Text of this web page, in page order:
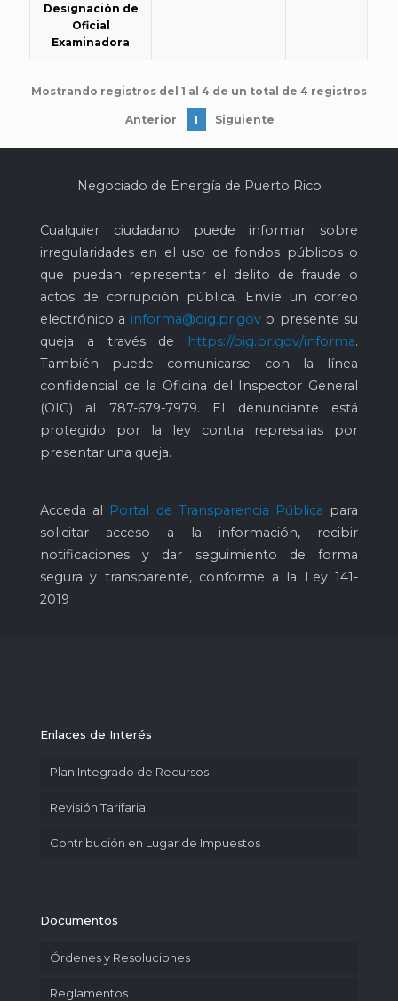
Designación de
Oficial
Examinadora
Mostrando registros del 1 al 4 de un total de 4 registros
Anterior 1 Siguiente
Negociado de Energía de Puerto Rico
Cualquier ciudadano puede informar sobre
irregularidades en el uso de fondos públicos o
que puedan representar el delito de fraude o
actos de corrupción pública. Envíe un correo
electrónico a informa@oig.pr.govo presente su
queja a través de
https://oig.pr.gov/informa.
También puede comunicarse con la línea
confidencial de la Oficina del Inspector General
(OIG) al 787-679-7979. El denunciante está
protegido por la ley contra represalias por
presentar una queja.
Acceda al Portal de Transparencia Pública para
solicitar acceso a la información, recibir
notificaciones y dar seguimiento de forma
segura y transparente, conforme a la Ley 141-
2019
Enlaces de Interés
Plan Integrado de Recursos
Revisión Tarifaria
Contribución en Lugar de Impuestos
Documentos
Órdenes y Resoluciones
Reglamentos